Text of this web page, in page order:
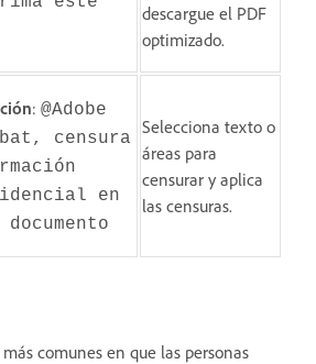
descargue el PDF
optimizado.
: @Adobe
censura
en
Selecciona texto o
áreas para
censurar y aplica
las censuras.
comunes en que las personas